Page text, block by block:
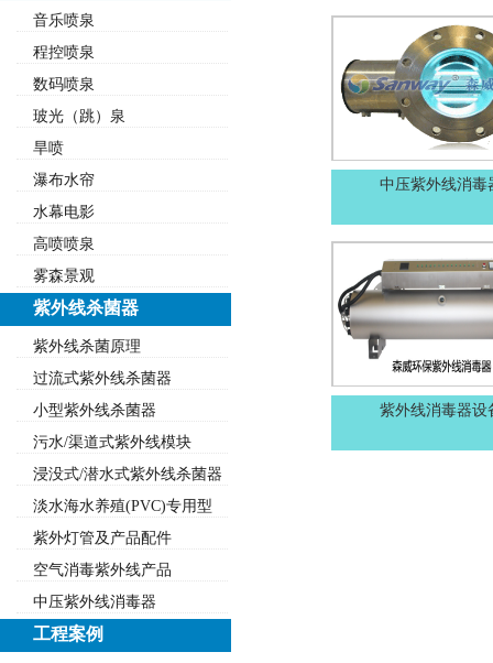
音乐喷泉
程控喷泉
数码喷泉
玻光（跳）泉
旱喷
瀑布水帘
水幕电影
高喷喷泉
雾森景观
紫外线杀菌器
紫外线杀菌原理
过流式紫外线杀菌器
小型紫外线杀菌器
污水/渠道式紫外线模块
浸没式/潜水式紫外线杀菌器
淡水海水养殖(PVC)专用型
紫外灯管及产品配件
空气消毒紫外线产品
中压紫外线消毒器
工程案例
中压紫外线消毒
紫外线消毒器设